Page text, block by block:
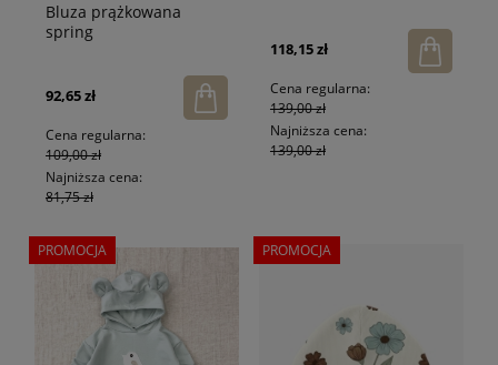
Bluza prążkowana
spring
92,65 zł
Cena regularna:
109,00 zł
Najniższa cena:
81,75 zł
118,15 zł
Cena regularna:
139,00 zł
Najniższa cena:
139,00 zł
PROMOCJA PROMOCJA